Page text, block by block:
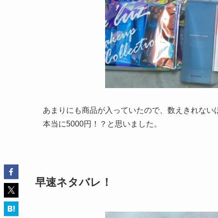
あまりにも商品が入っていたので、数えきれな
本当に5000円！？と思いました。
早速ネタバレ！